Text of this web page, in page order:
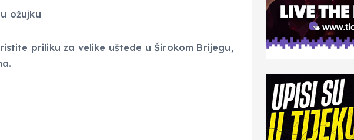
priliku za velike uštede u Širokom Brijegu,